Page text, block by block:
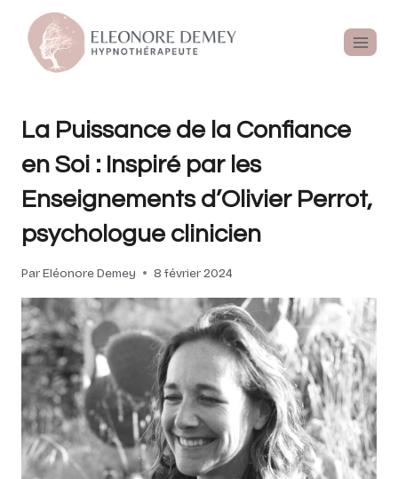
La Puissance de la Confiance
en Soi : Inspiré par les
Enseignements d’Olivier Perrot,
psychologue clinicien
ParEléonore Demey 8 février 2024